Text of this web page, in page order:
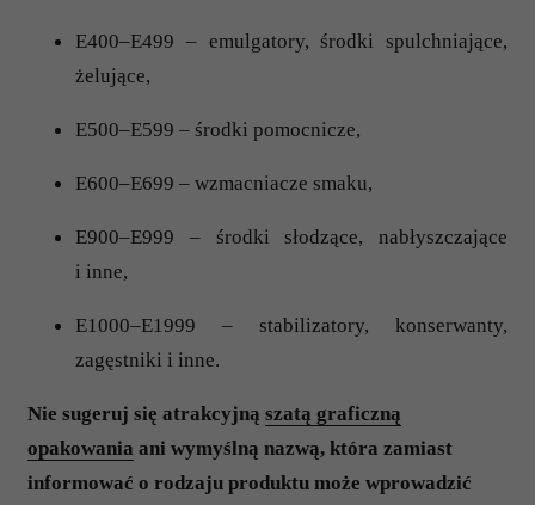
E400–E499 – emulgatory, środki spulchniające,
żelujące,
E500–E599 – środki pomocnicze,
E600–E699 – wzmacniacze smaku,
E900–E999 – środki słodzące, nabłyszczające
i inne,
E1000–E1999 – stabilizatory, konserwanty,
zagęstniki i inne.
Nie sugeruj się atrakcyjną szatą graficzną
opakowania ani wymyślną nazwą, która zamiast
informować o rodzaju produktu może wprowadzić